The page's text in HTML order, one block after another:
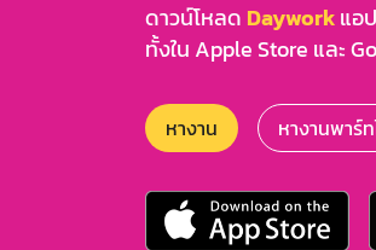
ดาวน์โหลด Dayworkแอ
ทั้งใน Apple Store และ
หางาน หางานพาร์